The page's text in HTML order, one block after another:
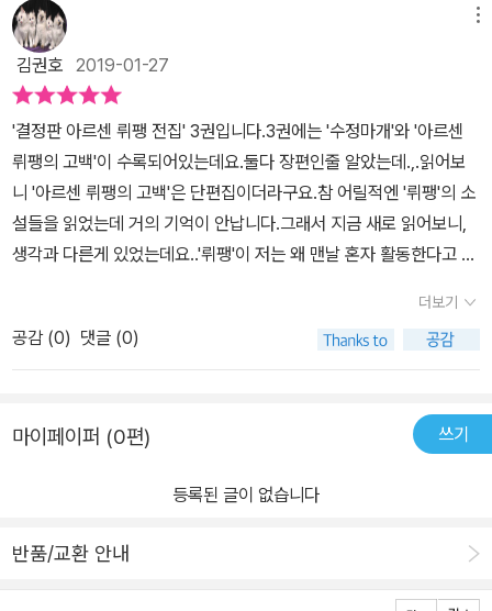
닌 채 가까스로 몸을 피하지만, 두 부하는 경찰에 체포되어 사형선고
를 받는다. 부하들을 구하기 위해 백방으로 알아보던 뤼팽은 수정마
개에 운하 스캔들과 관련해 매수된 국회의원들의 명단이 숨겨져 있다
는 사실을 알게 된다. 하지만 그 수정마개는 이미 감쪽같이 사라진 뒤
다. 『아르센 뤼팽의 고백』(Les Confidences d’Ars?ne Lupin)｜
모음집｜1913년 『기암성』과 『813』, 『수정마개』에서 불굴의 의지로
시련을 극복해낸 뤼팽이 다시 경쾌하고 발랄한 괴도신사로 돌아왔다.
개개의 작품 수준도 뛰어나, 「그림자 표시」와 「붉은 실크 스카프」는
에드거 앨런 포의 단편들에 필적하는 걸작으로 극찬을 받았다. 첫 단
옥의 함정」에서는 뤼팽이 좀도둑인 뒤그리발 부인의 간계에 휘말려
끝에 부르봉콩데 가문의 딸과 혼례를 치르는 데 성공하지만 오히려
커다란 혼란과 맞닥뜨리게 되는 이야기다.
판' 중 감히 최고라고 말하고 싶다. 아르센 뤼팽의 고백(단편집)다시
신의 지위로 돌아온 아르센 뤼팽. 일곱 편의 단편이 고르지는 않지만,
'붉은 스카프'와 '아르센 뤼팽의 결혼'은 매우 흥미롭게 읽었다. 이제는
그의 작품에서 잊혀진 인물인 줄로만 알았던 가니마르가 다시 등장하
는 점도 반갑고, 이전의 작품들의 등장했던 주변인물들을 만날 수 있
어 좋았다.
김권호 2019-01-27
'결정판 아르센 뤼팽 전집' 3권입니다.3권에는 '수정마개'와 '아르센
뤼팽의 고백'이 수록되어있는데요.둘다 장편인줄 알았는데.,.읽어보
니 '아르센 뤼팽의 고백'은 단편집이더라구요.참 어릴적엔 '뤼팽'의 소
설들을 읽었는데 거의 기억이 안납니다.그래서 지금 새로 읽어보니,
생각과 다른게 있었는데요..'뤼팽'이 저는 왜 맨날 혼자 활동한다고 생
하는데요..'수정마개'에서는 '뤼팽'을 3년동안 따라다니며, 그의 비서
처럼 활동하던 '질베르'가 등장합니다.'질베르'는 자신이 눈여겨봤던
'도브레크'의원의 집을 털자고 하고..'뤼팽'과 그의 부하들은 그의 집을
이..잠시 사라진 '질베르', 그는 '보슈레'라는 왠지 신임 안가는 신입부
러싸고.위기의 상황에 '질베르'가 희생하면서 '뤼팽'에게 무엇인가를
팽'은 '질베르'가 자신에게 '수정마개'를 준 이유와.'수정마개'의 정체가
더보기
공감 (0) 댓글 (0)
마이페이퍼 (0편) 쓰기
등록된 글이 없습니다
반품/교환 안내